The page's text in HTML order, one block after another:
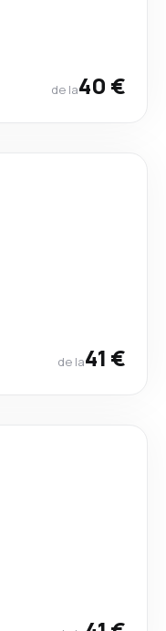
de la40 €
de la41 €